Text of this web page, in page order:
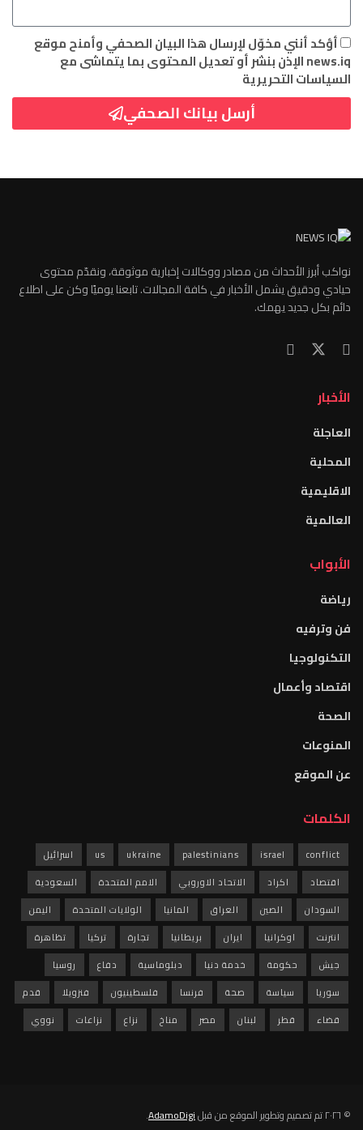
أؤكد أنني مخوّل لإرسال هذا البيان الصحفي وأمنح موقع
news.iq الإذن بنشر أو تعديل المحتوى بما يتماشى مع
السياسات التحريرية
أرسل بيانك الصحفي
نواكب أبرز الأحداث من مصادر ووكالات إخبارية موثوقة، ونقدّم محتوى
حيادي ودقيق يشمل الأخبار في كافة المجالات. تابعنا يوميًا وكن على اطلاع
دائم بكل جديد يهمك.
الأخبار
العاجلة
المحلية
الاقليمية
العالمية
الأبواب
رياضة
فن وترفيه
التكنولوجيا
اقتصاد وأعمال
الصحة
المنوعات
عن الموقع
الكلمات
conflict
israel
palestinians
ukraine
us
اسرائيل
اقتصاد
اكراد الاتحاد الاوروبي الامم المتحدة
السعودية
السودان
الصين العراق المانيا الولايات المتحدة
اليمن
انترنت
اوكرانيا ايران بريطانيا تجارة تركيا
تظاهرة
جيش
حكومة خدمة دنيا دبلوماسية دفاع
روسيا
سوريا
سياسة صحة فرنسا فلسطينيون فنزويلا
قدم
قضاء
قطر لبنان مصر مناخ نزاع نزاعات نووي
© ٢٠٢٦ تم تصميم وتطوير الموقع من قبل AdamoDigi
.